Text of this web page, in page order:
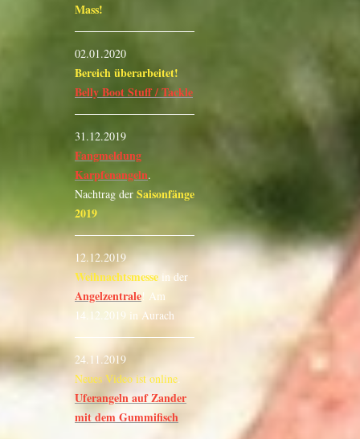
Mass!
02.01.2020
Bereich überarbeitet!
Belly Boot Stuff / Tackle
31.12.2019
Fangmeldung
Karpfenangeln.
Nachtrag der Saisonfänge
2019
12.12.2019
Weihnachtsmesse in der
Angelzentrale! Am
14.12.2019 in Aurach
24.11.2019
Neues Video ist online.
Uferangeln auf Zander
mit dem Gummifisch